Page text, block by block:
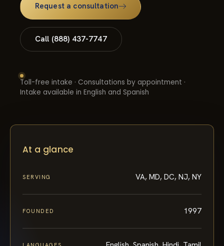
Request a consultation
Call (888) 437-7747
Toll-free intake · Consultations by appointment ·
Intake available in English and Spanish
At a glance
SERVING VA, MD, DC, NJ, NY
FOUNDED 1997